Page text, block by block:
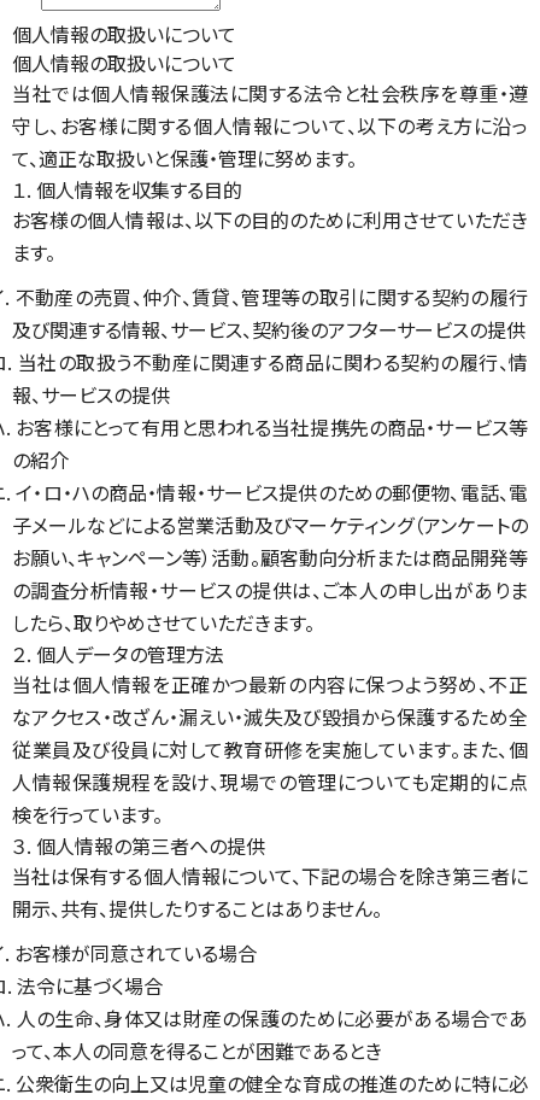
個人情報の取扱いについて
個人情報の取扱いについて
当社では個人情報保護法に関する法令と社会秩序を尊重・遵
守し、お客様に関する個人情報について、以下の考え方に沿っ
て、適正な取扱いと保護・管理に努めます。
１. 個人情報を収集する目的
お客様の個人情報は、以下の目的のために利用させていただき
ます。
. 不動産の売買、仲介、賃貸、管理等の取引に関する契約の履行
及び関連する情報、サービス、契約後のアフターサービスの提供
. 当社の取扱う不動産に関連する商品に関わる契約の履行、情
報、サービスの提供
. お客様にとって有用と思われる当社提携先の商品・サービス等
の紹介
. イ・ロ・ハの商品・情報・サービス提供のための郵便物、電話、電
子メールなどによる営業活動及びマーケティング（アンケートの
お願い、キャンペーン等）活動。顧客動向分析または商品開発等
の調査分析情報・サービスの提供は、ご本人の申し出がありま
したら、取りやめさせていただきます。
２. 個人データの管理方法
当社は個人情報を正確かつ最新の内容に保つよう努め、不正
なアクセス・改ざん・漏えい・滅失及び毀損から保護するため全
従業員及び役員に対して教育研修を実施しています。また、個
人情報保護規程を設け、現場での管理についても定期的に点
検を行っています。
３. 個人情報の第三者への提供
当社は保有する個人情報について、下記の場合を除き第三者に
開示、共有、提供したりすることはありません。
. お客様が同意されている場合
. 法令に基づく場合
. 人の生命、身体又は財産の保護のために必要がある場合であ
って、本人の同意を得ることが困難であるとき
. 公衆衛生の向上又は児童の健全な育成の推進のために特に必